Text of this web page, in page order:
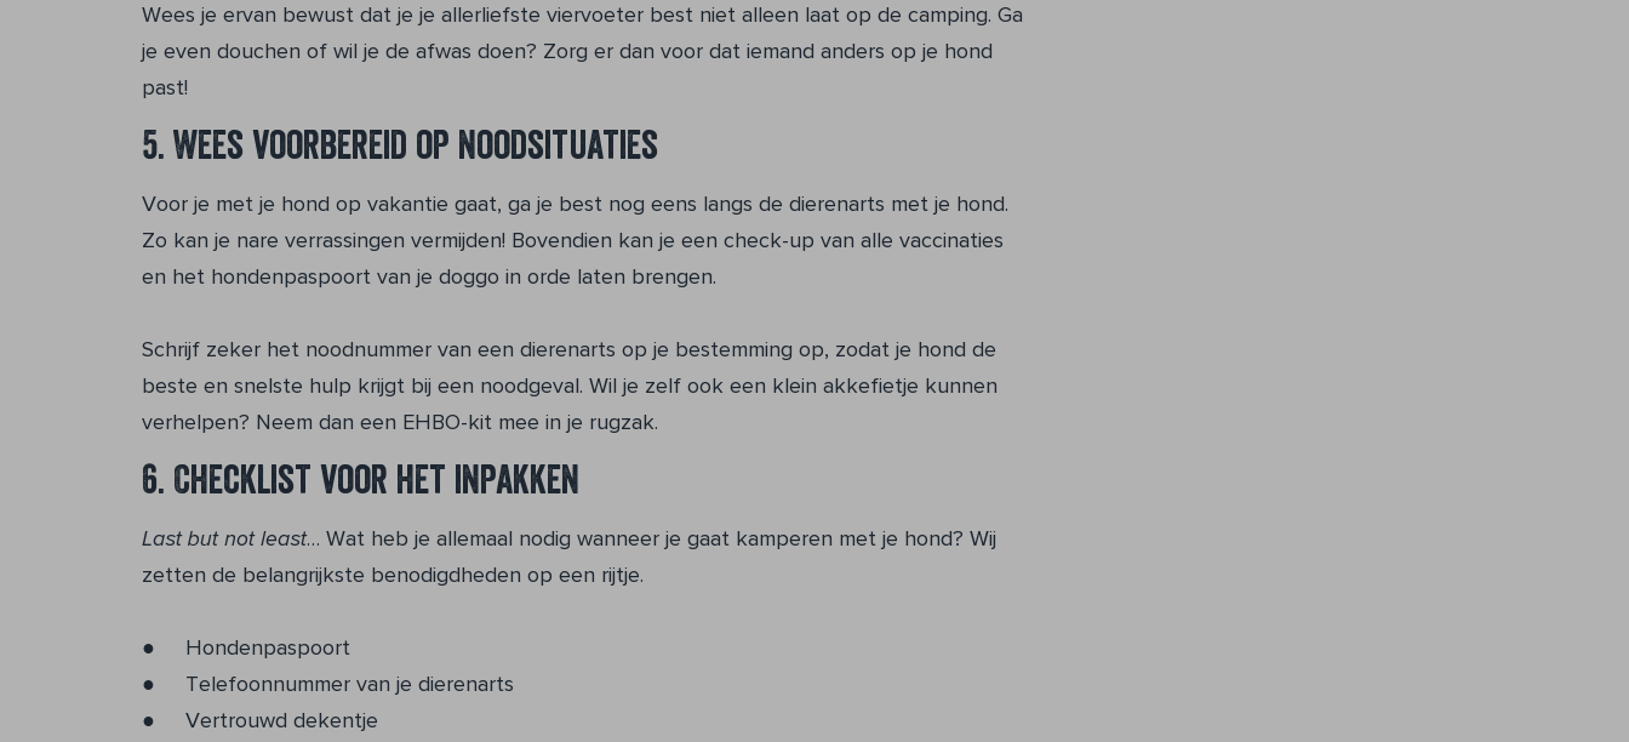
Wees je ervan bewust dat je je allerliefste viervoeter best niet alleen laat op de camping. Ga
je even douchen of wil je de afwas doen? Zorg er dan voor dat iemand anders op je hond
past!
5. Wees voorbereid op noodsituaties
Voor je met je hond op vakantie gaat, ga je best nog eens langs de dierenarts met je hond.
Zo kan je nare verrassingen vermijden! Bovendien kan je een check-up van alle vaccinaties
en het hondenpaspoort van je doggo in orde laten brengen.
Schrijf zeker het noodnummer van een dierenarts op je bestemming op, zodat je hond de
beste en snelste hulp krijgt bij een noodgeval. Wil je zelf ook een klein akkefietje kunnen
verhelpen? Neem dan een EHBO-kit mee in je rugzak.
6. Checklist voor het inpakken
Last but not least… Wat heb je allemaal nodig wanneer je gaat kamperen met je hond? Wij
zetten de belangrijkste benodigdheden op een rijtje.
● Hondenpaspoort
● Telefoonnummer van je dierenarts
● Vertrouwd dekentje